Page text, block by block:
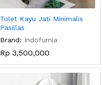
Tolet Kayu Jati Minimalis
Pasillas
Brand: Indofurnia
Rp 3,500,000